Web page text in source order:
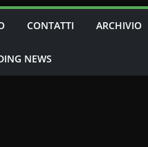
CONTATTI ARCHIVIO
NEWS